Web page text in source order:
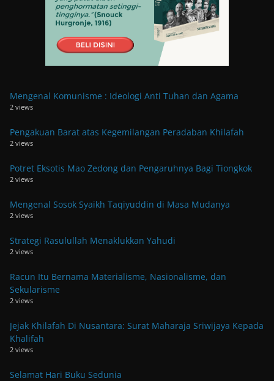
Mengenal Komunisme : Ideologi Anti Tuhan dan Agama
2 views
Pengakuan Barat atas Kegemilangan Peradaban Khilafah
2 views
Potret Eksotis Mao Zedong dan Pengaruhnya Bagi Tiongkok
2 views
Mengenal Sosok Syaikh Taqiyuddin di Masa Mudanya
2 views
Strategi Rasulullah Menaklukkan Yahudi
2 views
Racun Itu Bernama Materialisme, Nasionalisme, dan
Sekularisme
2 views
Jejak Khilafah Di Nusantara: Surat Maharaja Sriwijaya Kepada
Khalifah
2 views
Selamat Hari Buku Sedunia